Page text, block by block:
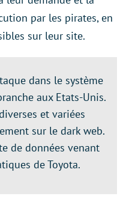
par les pirates, en
sur leur site.
dans le système
aux Etats-Unis.
et variées
sur le dark web.
de données venant
de Toyota.